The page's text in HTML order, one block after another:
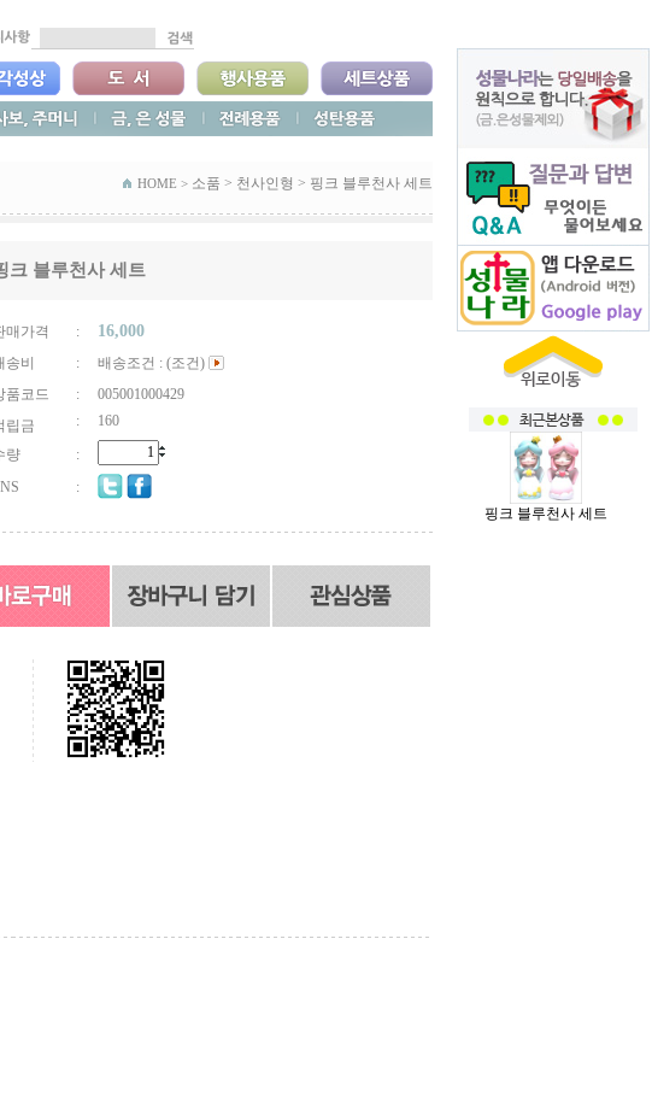
HOME > 소품 > 천사인형 > 핑크 블루천사 세트
크 블루천사 세트
매가격 : 16,000
송비 :
배송조건 : (조건)
품코드
:
005001000429
립금
:
160
량
:
:
핑크 블루천사 세트